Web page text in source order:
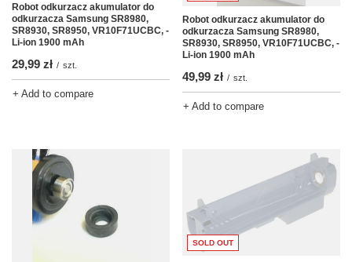
Robot odkurzacz akumulator do
odkurzacza Samsung SR8980,
SR8930, SR8950, VR10F71UCBC, -
Li-ion 1900 mAh
29,99 zł / szt.
+ Add to compare
Robot odkurzacz akumulator do
odkurzacza Samsung SR8980,
SR8930, SR8950, VR10F71UCBC, -
Li-ion 1900 mAh
49,99 zł / szt.
+ Add to compare
SOLD OUT